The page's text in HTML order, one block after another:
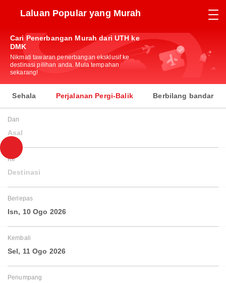
Laluan Popular yang Murah
Cari Penerbangan Murah dari UTH ke
DMK
Nikmati tawaran penerbangan eksklusif ke
destinasi pilihan anda. Mula tempahan
sekarang!
Sehala Perjalanan Pergi-Balik Berbilang bandar
Dari
Asal
Ke
Destinasi
Berlepas
Isn, 10 Ogo 2026
Kembali
Sel, 11 Ogo 2026
Penumpang